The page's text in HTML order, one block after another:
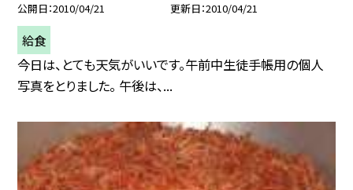
公開日 2010/04/21 更新日 2010/04/21
給食
今日は、とても天気がいいです。午前中生徒手帳用の個人
写真をとりました。 午後は、...